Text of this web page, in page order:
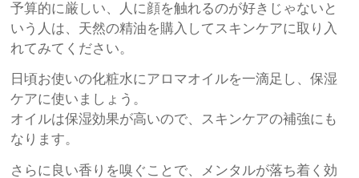
予算的に厳しい、人に顔を触れるのが好きじゃないと
いう人は、天然の精油を購入してスキンケアに取り入
れてみてください。
日頃お使いの化粧水にアロマオイルを一滴足し、保湿
ケアに使いましょう。
オイルは保湿効果が高いので、スキンケアの補強にも
なります。
さらに良い香りを嗅ぐことで、メンタルが落ち着く効